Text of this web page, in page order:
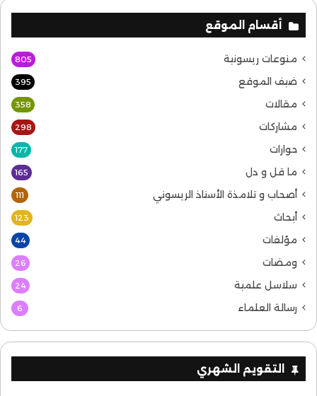
أقسام الموقع
منوعات ريسونية 805
ضيف الموقع 395
مقالات 358
مشاركات 298
حوارات 177
ما قل و دل 165
أصحاب و تلامذة الأستاذ الريسوني 111
أبحاث 123
مؤلفات 44
ومضات 26
سلاسل علمية 24
رسالة العلماء 6
التقويم الشهري